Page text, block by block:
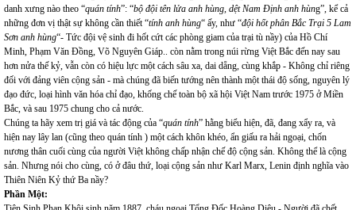
danh xưng nào theo “quán tính”: “bộ đội tên lửa anh hùng, dệt Nam Định anh hùng”, kể cả
những đơn vị thật sự không cần thiết “tính anh hùng“ ấy, như “đội hốt phân Bắc Trại 5 Lam
Sơn anh hùng“- Tức đội vệ sinh đi hốt cứt các phòng giam của trại tù nầy) của Hồ Chí
Minh, Phạm Văn Đồng, Võ Nguyên Giáp.. còn nằm trong núi rừng Việt Bắc đến nay sau
hơn nửa thế kỷ, vẫn còn có hiệu lực một cách sâu xa, dai dẵng, cùng khắp - Không chỉ riêng
đối với đảng viên cộng sản - mà chúng đã biến tướng nên thành một thái độ sống, nguyên lý
đạo đức, loại hình văn hóa chỉ đạo, khống chế toàn bộ xã hội Việt Nam trước 1975 ở Miền
Bắc, và sau 1975 chung cho cả nước.
Chúng ta hãy xem trị giá và tác động của “quán tính” hằng biểu hiện, đã, đang xẩy ra, và
hiện nay lây lan (cũng theo quán tính ) một cách khôn khéo, ẩn giấu ra hải ngoại, chốn
nương thân cuối cùng của người Việt không chấp nhận chế độ cộng sản. Không thể là cộng
sản. Nhưng nói cho cùng, có ở đâu thứ, loại cộng sản như Karl Marx, Lenin định nghĩa vào
Thiên Niên Kỷ thứ Ba nầy?
Phần Một: